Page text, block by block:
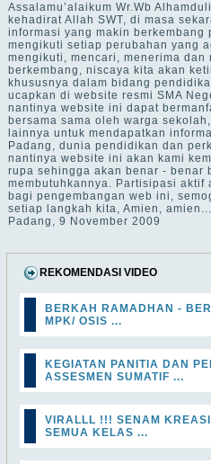
Assalamu’alaikum Wr.Wb
kehadirat Allah SWT, di masa
informasi yang makin
mengikuti setiap perubahan yang
mengikuti, mencari, menerima dan
berkembang, niscaya kita akan
khususnya dalam bidang
ucapkan di website resmi SMA
nantinya website ini dapat
bersama sama oleh warga
lainnya untuk mendapatkan
Padang, dunia pendidikan dan
nantinya website ini akan kami
rupa sehingga akan benar - benar
membutuhkannya. Partisipasi aktif
bagi pengembangan web ini,
setiap langkah kita, Amien,
Padang, 9 November 2009
REKOMENDASI VIDEO
BERKAH RAMADHAN -
MPK/ OSIS ...
KEGIATAN PANITIA DAN
ASSESMEN SUMATIF ...
VIRALLL !!! SENAM
SEMUA KELAS ...